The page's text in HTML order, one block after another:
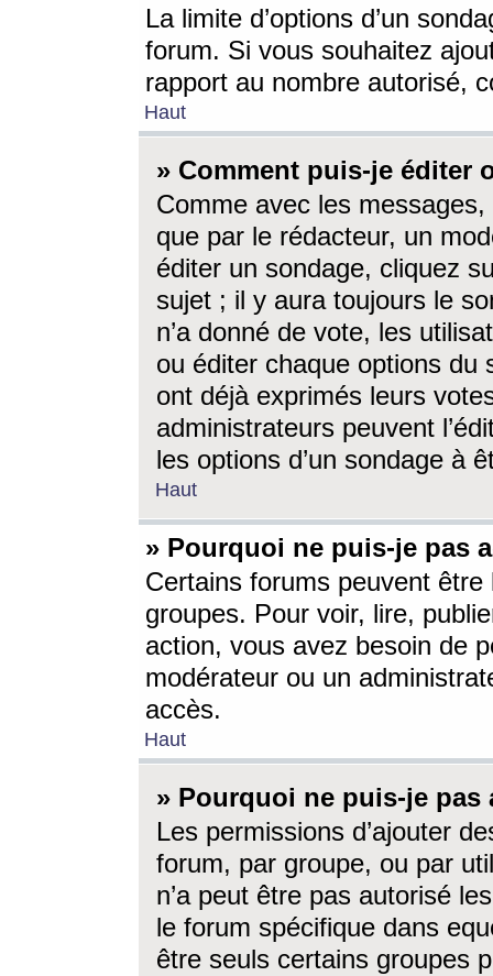
La limite d’options d’un
forum. Si vous souhaitez
rapport au nombre autorisé,
Haut
» Comment puis-je éditer
Comme avec les
que par le rédacteur, un
éditer un sondage, cliquez
sujet ; il y aura toujours le
n’a donné de vote, les
ou éditer chaque options du
ont déjà exprimés leurs
administrateurs peuvent
les options d’un sondage à
Haut
» Pourquoi ne puis-je pas
Certains forums peuvent être
groupes. Pour voir, lire,
action, vous avez besoin de
modérateur ou un
accès.
Haut
» Pourquoi ne puis-je
Les permissions d’ajouter
forum, par groupe, ou par
n’a peut être pas autorisé
le forum spécifique dans
être seuls certains groupes